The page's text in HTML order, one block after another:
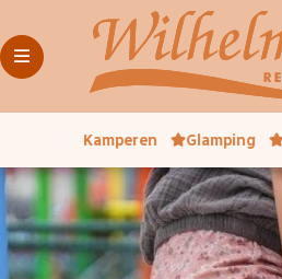
Kamperen Glamping